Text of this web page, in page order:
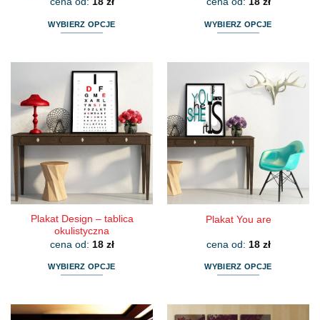
WYBIERZ OPCJE
ma
wiele
wariantów.
Opcje
można
wybrać
na
stronie
produktu
WYBIERZ OPCJE
wiele
wariantów.
Opcje
można
wybrać
na
stronie
produktu
Plakat Design – tablica
okulistyczna
cena od: 18 zł
WYBIERZ OPCJE
ma
Plakat You are
cena od: 18 zł
WYBIERZ OPCJE
ma